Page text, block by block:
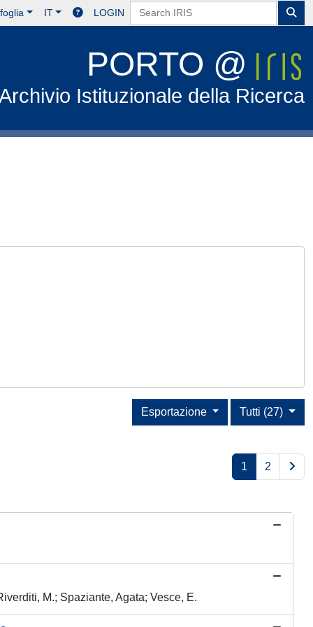
IT LOGIN
PORTO @
Istituzionale della Ricerca
Tutti (27)
Esportazione
1 2
M.; Spaziante, Agata; Vesce, E.